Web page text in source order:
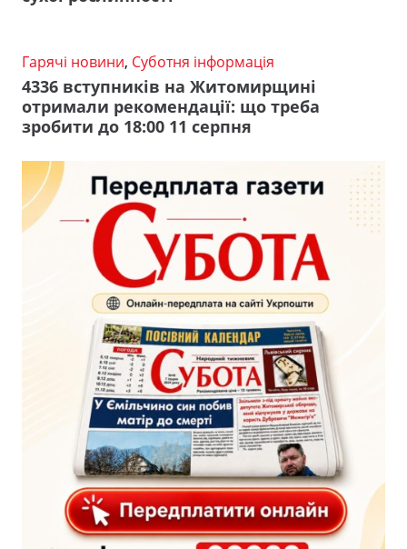
Гарячі новини, Суботня інформація
4336 вступників на Житомирщині
отримали рекомендації: що треба
зробити до 18:00 11 серпня